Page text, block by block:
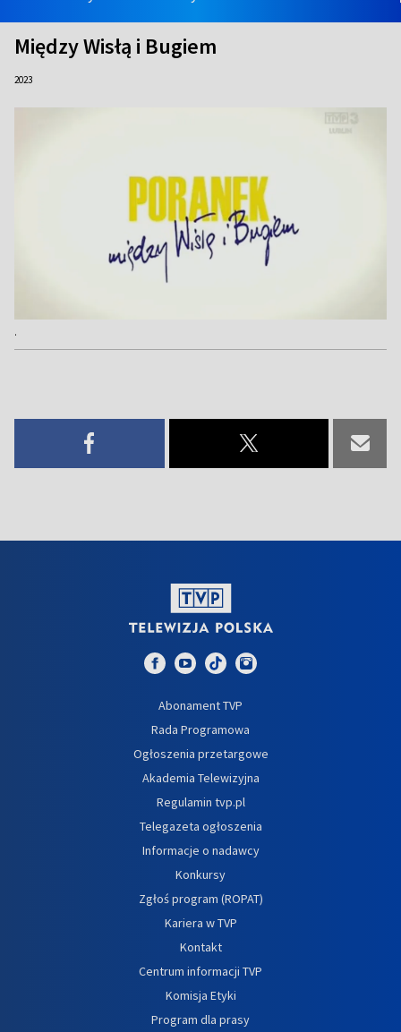
Między Wisłą i Bugiem
2023
.
Abonament TVP
Rada Programowa
Ogłoszenia przetargowe
Akademia Telewizyjna
Regulamin tvp.pl
Telegazeta ogłoszenia
Informacje o nadawcy
Konkursy
Zgłoś program (ROPAT)
Kariera w TVP
Kontakt
Centrum informacji TVP
Komisja Etyki
Program dla prasy